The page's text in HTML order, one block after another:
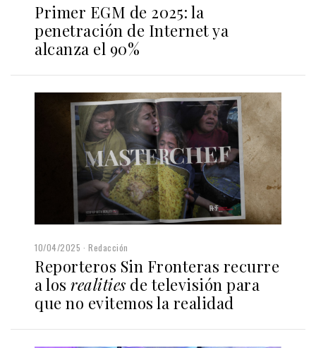
Primer EGM de 2025: la
penetración de Internet ya
alcanza el 90%
10/04/2025 Redacción
Reporteros Sin Fronteras recurre
a los realities de televisión para
que no evitemos la realidad